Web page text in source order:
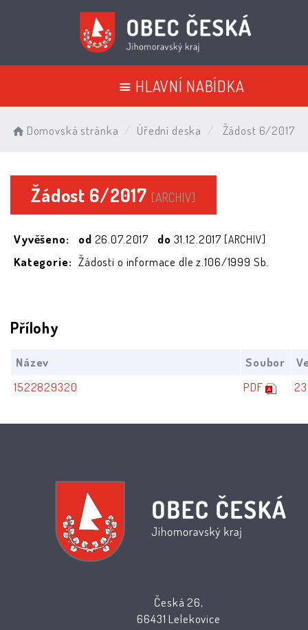
HLAVNÍ NABÍDKA
Domovská stránka Úřední deska Žádost 6/2017
Žádost 6/2017 [ARCHIV]
Vyvěšeno: od 26.07.2017 do 31.12.2017 [ARCHIV]
Kategorie: Žádosti o informace dle z.106/1999 Sb.
Přílohy
Název Soubor
1522829320
PDF
Česká 26,
66431 Lelekovice